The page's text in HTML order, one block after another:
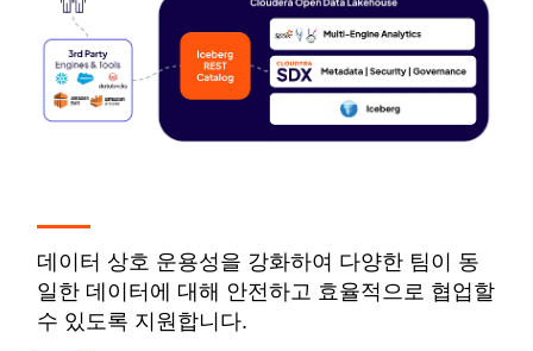
데이터 상호 운용성을 강화하여 다양한 팀이 동
일한 데이터에 대해 안전하고 효율적으로 협업할
수 있도록 지원합니다.